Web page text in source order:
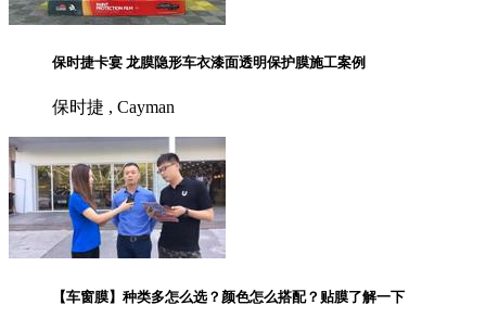
保时捷卡宴 龙膜隐形车衣漆面透明保护膜施工案例
保时捷 , Cayman
【车窗膜】种类多怎么选？颜色怎么搭配？贴膜了解一下